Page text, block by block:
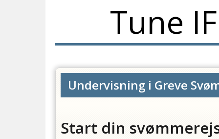
Tune
Undervisning i Greve
Start din